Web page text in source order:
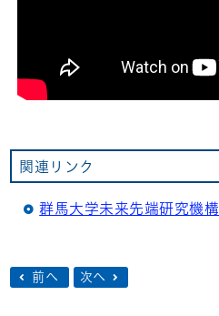
関連リンク
群馬大学未来先端研究機構
前へ 次へ